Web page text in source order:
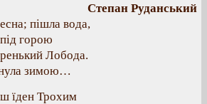
Степан Руданський
пішла вода,
горою
Лобода.
зимою…
їден Трохим